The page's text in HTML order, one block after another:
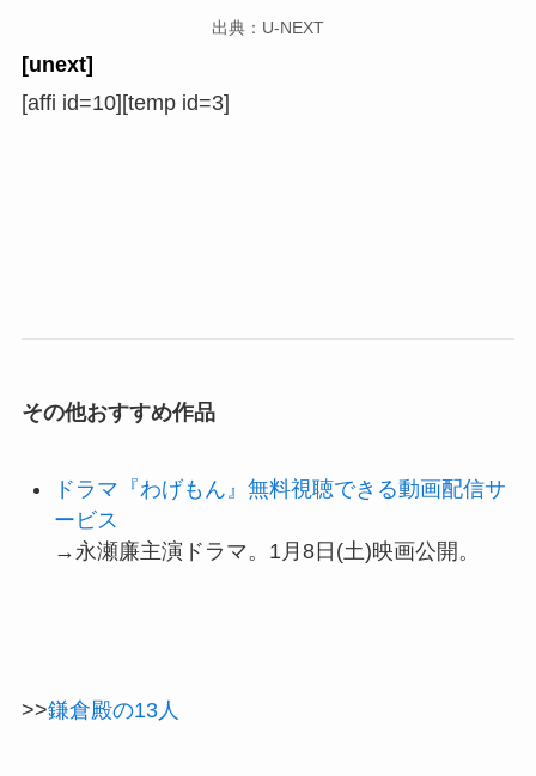
出典：U-NEXT
[unext]
[affi id=10][temp id=3]
その他おすすめ作品
ドラマ『わげもん』無料視聴できる動画配信サ
ービス
→永瀬廉主演ドラマ。1月8日(土)映画公開。
>>鎌倉殿の13人